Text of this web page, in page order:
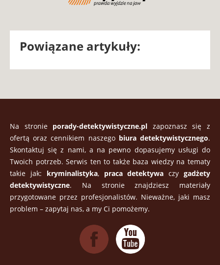
Powiązane artykuły:
Na stronie porady-detektywistyczne.pl zapoznasz się z
ofertą oraz cennikiem naszego biura detektywistycznego.
Skontaktuj się z nami, a na pewno dopasujemy usługi do
Twoich potrzeb. Serwis ten to także baza wiedzy na tematy
takie jak: kryminalistyka, praca detektywa czygadżety
detektywistyczne. Na stronie znajdziesz materiały
przygotowane przez profesjonalistów. Nieważne, jaki masz
problem – zapytaj nas, a my Ci pomożemy.